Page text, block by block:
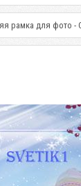
рамка для фото -